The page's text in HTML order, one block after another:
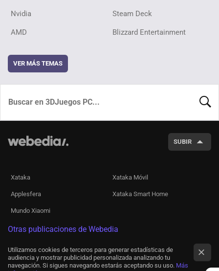
Nvidia Steam Deck
AMD Blizzard Entertainment
VER MÁS TEMAS
SUBIR
Xataka Xataka Móvil
Applesfera Xataka Smart Home
Mundo Xiaomi
Otras publicaciones de Webedia
Utilizamos cookies de terceros para generar estadísticas de
audiencia y mostrar publicidad personalizada analizando tu
navegación. Si sigues navegando estarás aceptando su uso. Más